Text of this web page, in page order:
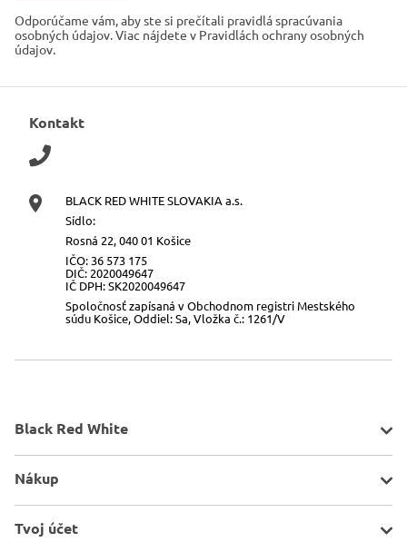
Odporúčame vám, aby ste si prečítali pravidlá spracúvania
osobných údajov. Viac nájdete v Pravidlách ochrany osobných
údajov.
Kontakt
BLACK RED WHITE SLOVAKIA a.s.
Sídlo:
Rosná 22, 040 01 Košice
IČO: 36 573 175
DIČ: 2020049647
IČ DPH: SK2020049647
Spoločnosť zapísaná v Obchodnom registri Mestského
súdu Košice, Oddiel: Sa, Vložka č.: 1261/V
Black Red White
Kontakt
Nákup
Všeobecné informácie
Tvoj účet